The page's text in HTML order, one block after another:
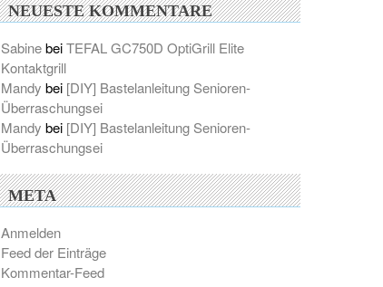
NEUESTE KOMMENTARE
SabinebeiTEFAL GC750D OptiGrill Elite
Kontaktgrill
Mandy bei [DIY] Bastelanleitung Senioren-
Überraschungsei
Mandy bei [DIY] Bastelanleitung Senioren-
Überraschungsei
META
Anmelden
Feed der Einträge
Kommentar-Feed